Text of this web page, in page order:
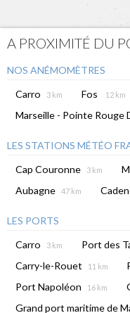
A PROXIMITÉ DU
NOS ANÉMOMÈTRES
Carro
3 km Fos 12 km
Marseille - Pointe Rouge
LES STATIONS MÉTÉO
Cap Couronne
3 km
Aubagne 47 km
LES PORTS
Carro
3 km Port des
Carry-le-Rouet 11 km
Port Napoléon 16 km
Grand port maritime de